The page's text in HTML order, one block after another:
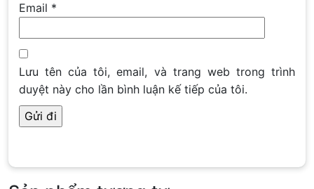
Email *
Lưu tên của tôi, email, và trang web trong trình
duyệt này cho lần bình luận kế tiếp của tôi.